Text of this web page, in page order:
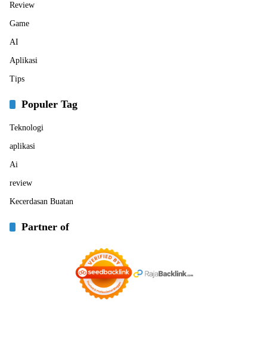
Review
Game
AI
Aplikasi
Tips
Populer Tag
Teknologi
aplikasi
Ai
review
Kecerdasan Buatan
Partner of